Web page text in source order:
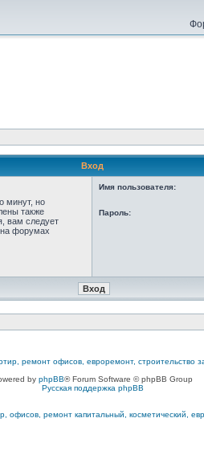
Вход
минут, но
также
вам следует
на форумах
Имя пользователя:
Пароль:
ремонт офисов, евроремонт, строительство
by phpBB® Forum Software © phpBB Group
Русская поддержка phpBB